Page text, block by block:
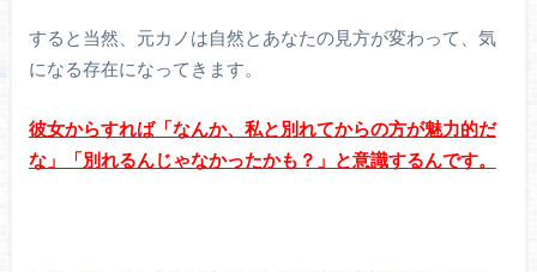
すると当然、元カノは自然とあなたの見方が変わって、気
になる存在になってきます。
彼女からすれば「なんか、私と別れてからの方が魅力的だ
な」「別れるんじゃなかったかも？」と意識するんです。